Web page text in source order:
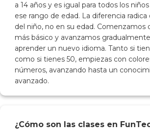
a 14 años y es igual para todos los
ese rango de edad. La diferencia radica
del niño, no en su edad. Comenzamos
más básico y avanzamos
aprender un nuevo idioma. Tanto si
como si tienes 50, empiezas con
números, avanzando hasta un
avanzado.
¿Cómo son las clases en